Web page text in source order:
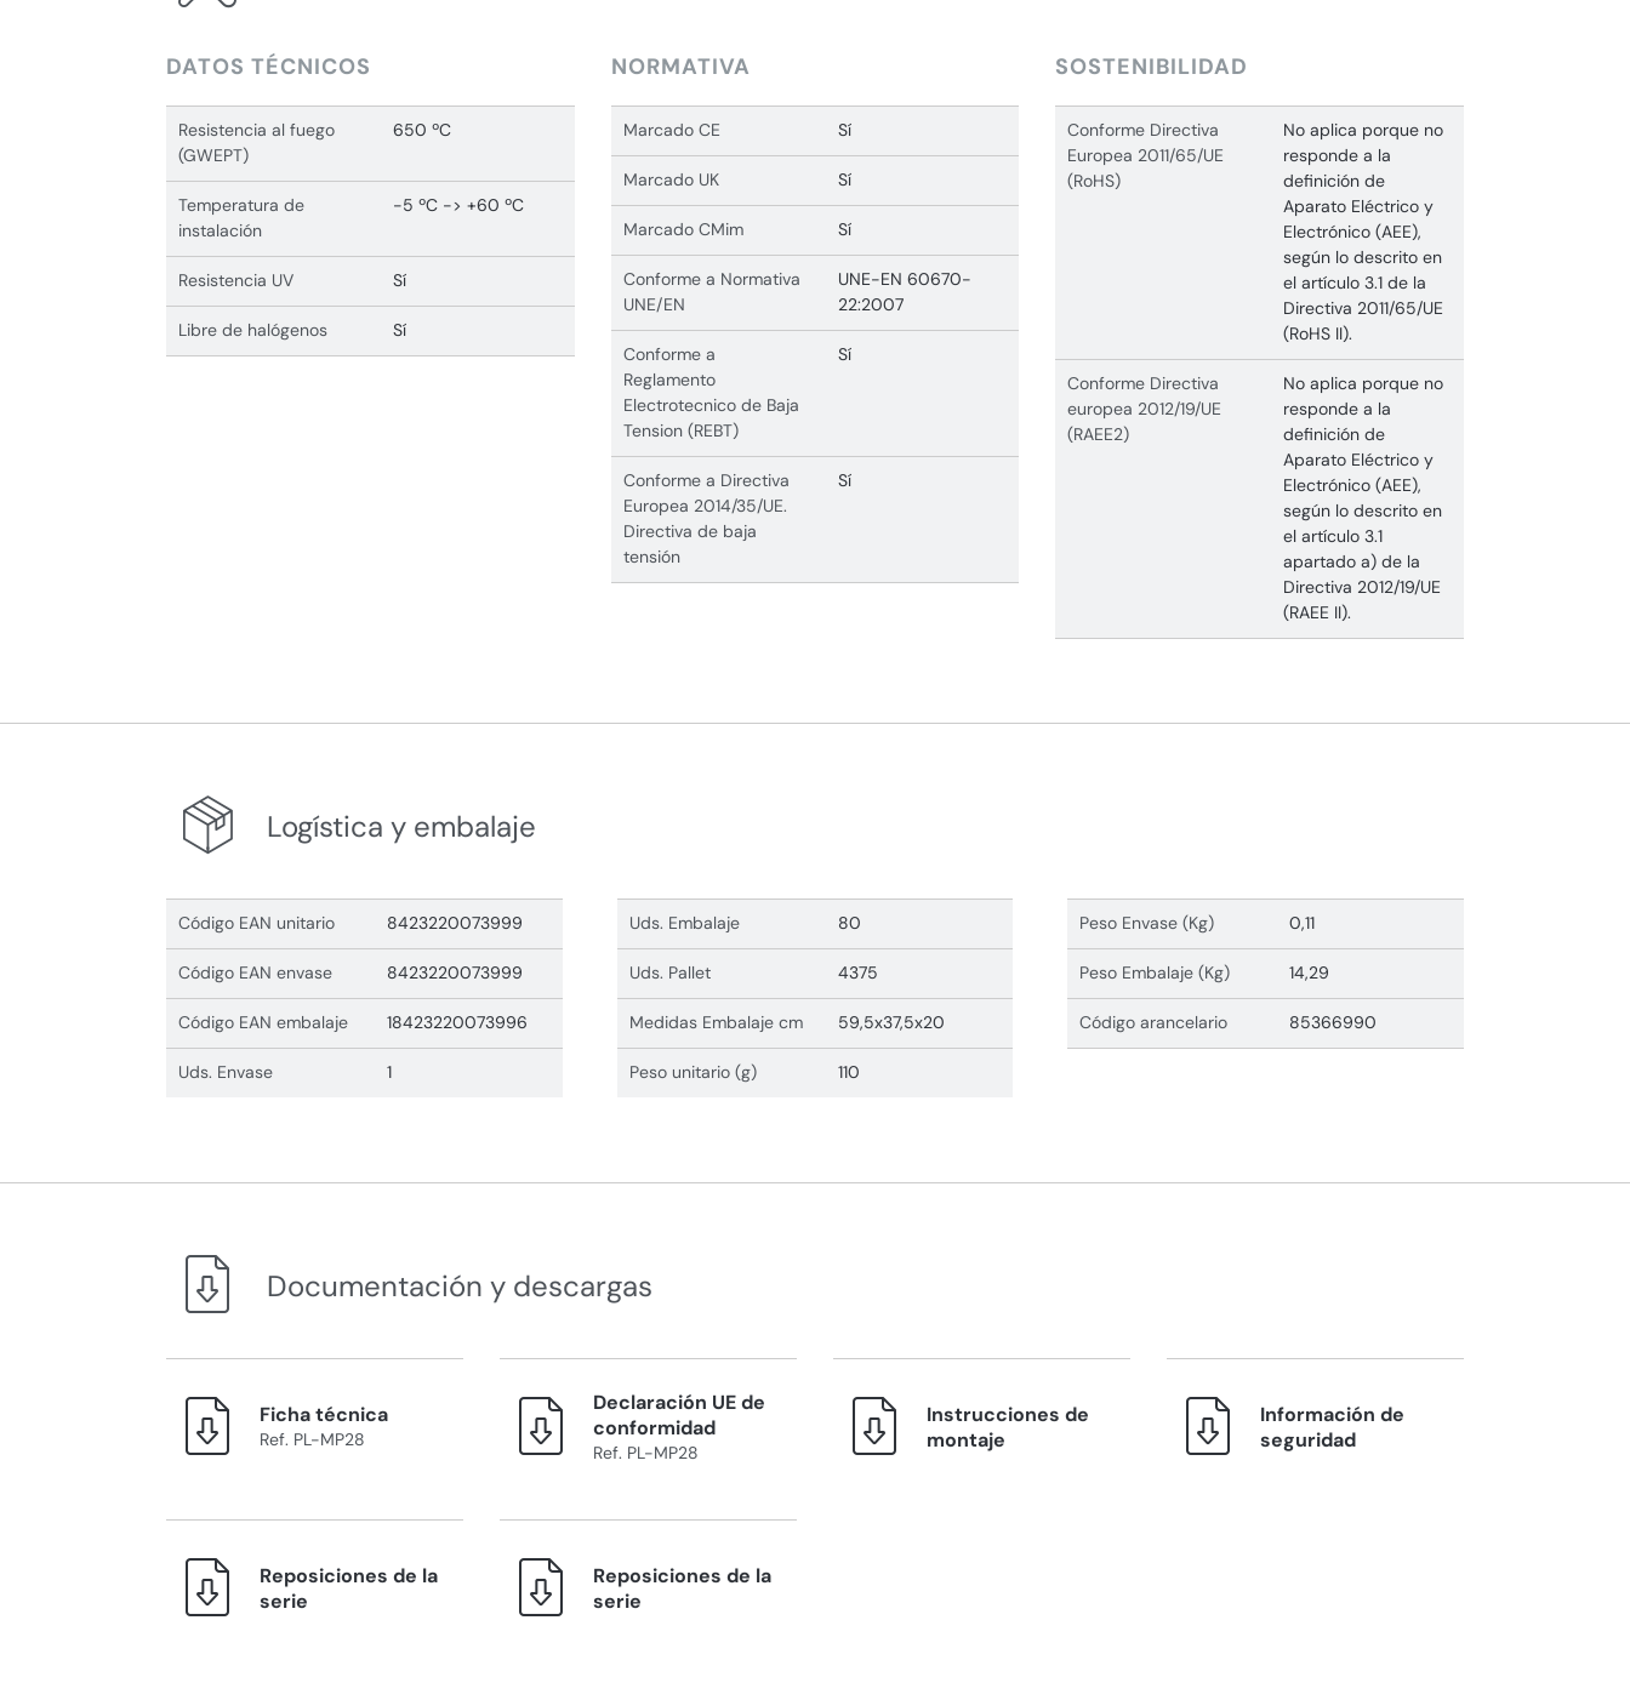
DATOS TÉCNICOS
Resistencia al fuego
(GWEPT)
650 ºC
Temperatura de
instalación
-5 ºC -> +60 ºC
Resistencia UV Sí
Libre de halógenos Sí
NORMATIVA
Marcado CE Sí
Marcado UK Sí
Marcado CMim Sí
Conforme a Normativa
UNE/EN
UNE-EN 60670-
22:2007
Conforme a
Reglamento
Electrotecnico de Baja
Tension (REBT)
Sí
Conforme a Directiva
Europea 2014/35/UE.
Directiva de baja
tensión
Sí
SOSTENIBILIDAD
Conforme Directiva
Europea 2011/65/UE
(RoHS)
No aplica porque no
responde a la
definición de
Aparato Eléctrico y
Electrónico (AEE),
según lo descrito en
el artículo 3.1 de la
Directiva 2011/65/UE
(RoHS II).
Conforme Directiva
europea 2012/19/UE
(RAEE2)
No aplica porque no
responde a la
definición de
Aparato Eléctrico y
Electrónico (AEE),
según lo descrito en
el artículo 3.1
apartado a) de la
Directiva 2012/19/UE
(RAEE II).
Logística y embalaje
Código EAN unitario 8423220073999
Código EAN envase 8423220073999
Código EAN embalaje 18423220073996
Uds. Envase 1
Uds. Embalaje 80
Uds. Pallet 4375
Medidas Embalaje cm 59,5x37,5x20
Peso unitario (g) 110
Peso Envase (Kg) 0,11
Peso Embalaje (Kg) 14,29
Código arancelario 85366990
Documentación y descargas
Ficha técnica
Ref. PL-MP28
Declaración UE de
conformidad
Ref. PL-MP28
Instrucciones de
montaje
Información de
seguridad
Reposiciones de la
serie
Reposiciones de la
serie